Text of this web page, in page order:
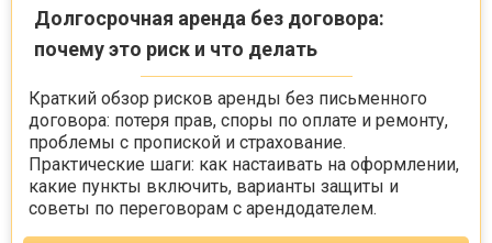
Долгосрочная аренда без договора:
почему это риск и что делать
Краткий обзор рисков аренды без письменного
договора: потеря прав, споры по оплате и ремонту,
проблемы с пропиской и страхование.
Практические шаги: как настаивать на оформлении,
какие пункты включить, варианты защиты и
советы по переговорам с арендодателем.